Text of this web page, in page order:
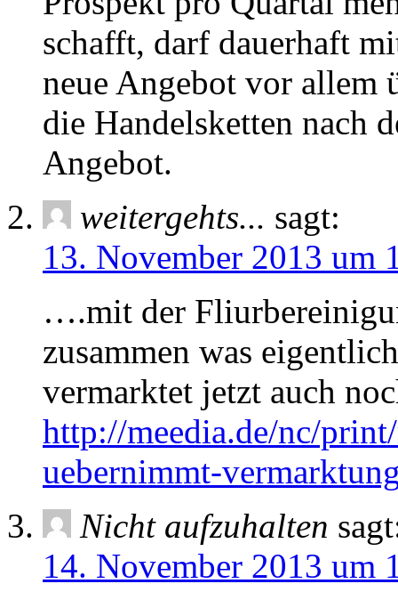
schafft, darf dauerhaft
neue Angebot vor allem
die Handelsketten nach
Angebot.
weitergehts... sagt:
13. November 2013 um
….mit der
zusammen was
vermarktet jetzt auch
http://meedia.de/nc/
uebernimmt-
Nicht aufzuhalten
14. November 2013 um